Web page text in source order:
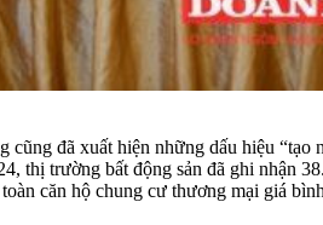
đã xuất hiện những dấu hiệu “tạo
thị trường bất động sản đã ghi nhận
căn hộ chung cư thương mại giá